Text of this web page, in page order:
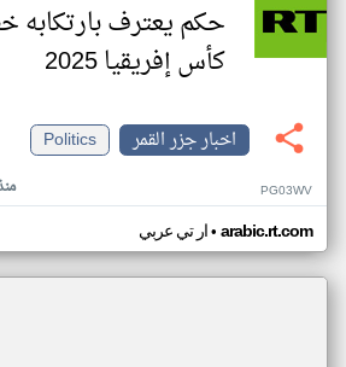
حكم يعترف بارتكابه
كأس إفريقيا 2025
اخبار جزر القمر
Politics
منذ ٧ PG03WV
ار تي عربي• arabic.rt.com